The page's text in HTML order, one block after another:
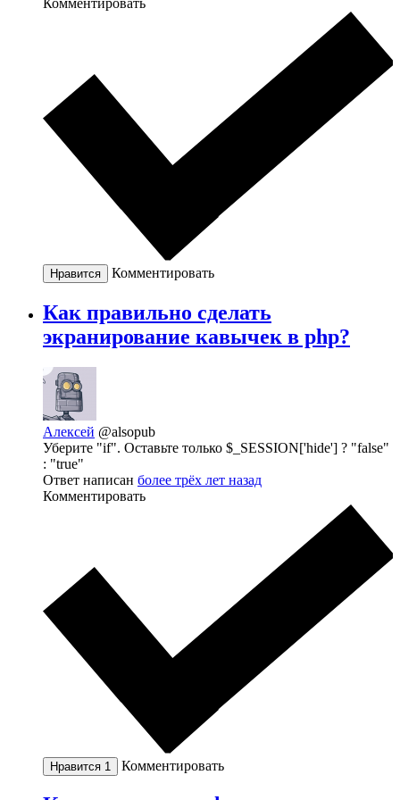
Комментировать
Нравится Комментировать
Как правильно сделать
экранирование кавычек в php?
Алексей @alsopub
Уберите "if". Оставьте только $_SESSION['hide'] ? "false"
: "true"
Ответ написан более трёх лет назад
Комментировать
Нравится 1 Комментировать